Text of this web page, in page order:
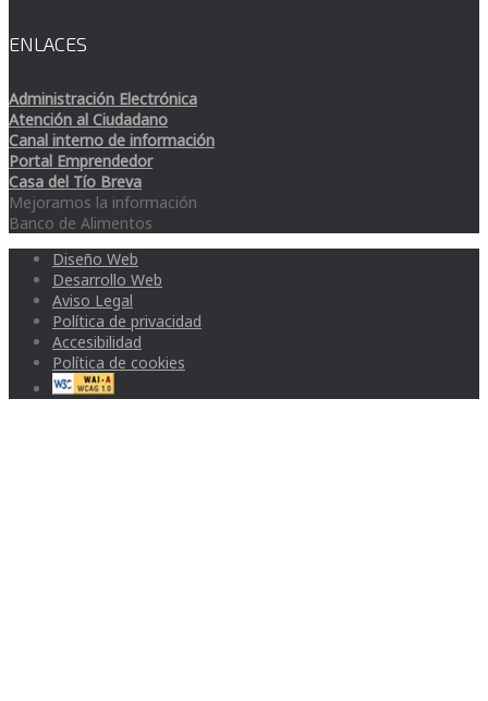
ENLACES
Administración Electrónica
Atención al Ciudadano
Canal interno de información
Portal Emprendedor
Casa del Tío Breva
Mejoramos la información
Banco de Alimentos
Diseño Web
Desarrollo Web
Aviso Legal
Política de privacidad
Accesibilidad
Política de cookies